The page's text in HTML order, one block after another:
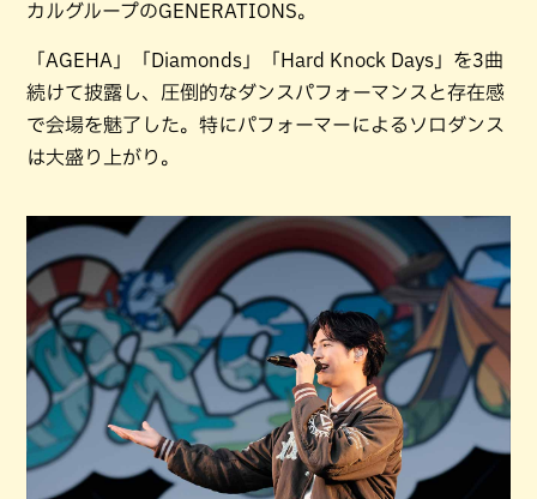
カルグループのGENERATIONS。
「AGEHA」「Diamonds」「Hard Knock Days」を3曲
続けて披露し、圧倒的なダンスパフォーマンスと存在感
で会場を魅了した。特にパフォーマーによるソロダンス
は大盛り上がり。